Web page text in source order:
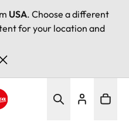
USA. Choose a different
for your location and